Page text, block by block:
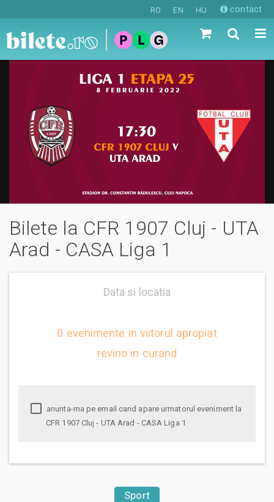
RO EN HU contact
Bilete la CFR 1907 Cluj - UTA
Arad - CASA Liga 1
Data si locatia
0 evenimente in viitorul apropiat
revino in curand
CFR 1907 Cluj - UTA Arad - CASA Liga 1
Sport